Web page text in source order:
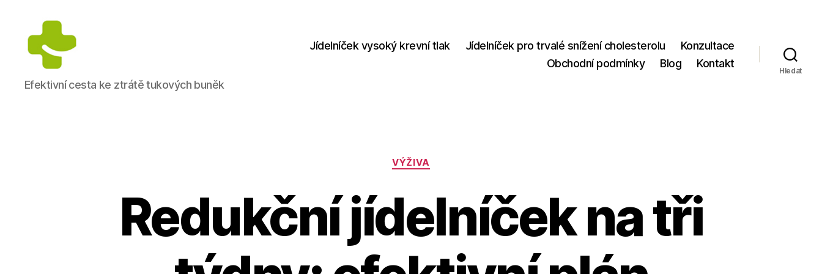
Dietologické
centrum
Efektivní cesta ke ztrátě tukových buněk
Jídelníček vysoký krevní tlak Jídelníček pro trvalé snížení cholesterolu
Konzultace
Obchodní podmínky
Blog Kontakt
Hledat
Rubriky
VÝŽIVA
Redukční jídelníček na tři